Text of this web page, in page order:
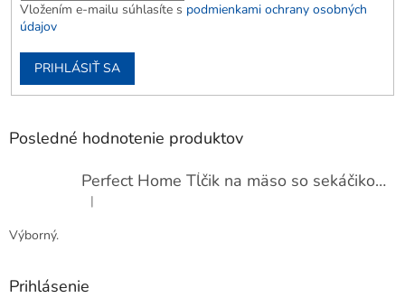
Vložením e-mailu súhlasíte s podmienkami ochrany osobných
údajov
PRIHLÁSIŤ SA
Posledné hodnotenie produktov
Perfect Home Tĺčik na mäso so sekáčikom, 56893
Hodnotenie produktu je 5 z 5 hviezdičiek.
|
Výborný.
Prihlásenie